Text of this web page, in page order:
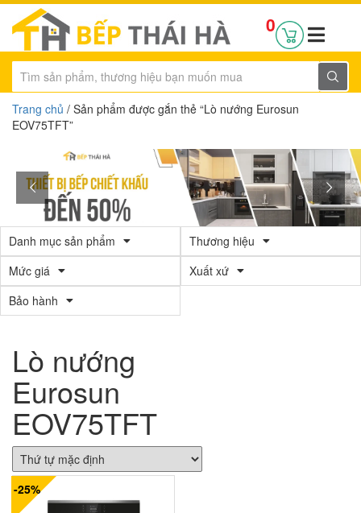
0
Trang chủ / Sản phẩm được gắn thẻ “Lò nướng Eurosun
EOV75TFT”
Danh mục sản phẩm
Thương hiệu
Mức giá
Xuất xứ
Bảo hành
Lò nướng
Eurosun
EOV75TFT
-25%